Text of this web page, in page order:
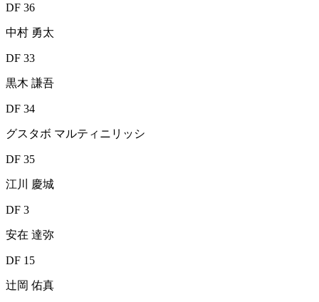
DF 36
中村 勇太
DF 33
黒木 謙吾
DF 34
グスタボ マルティニリッシ
DF 35
江川 慶城
DF 3
安在 達弥
DF 15
辻岡 佑真